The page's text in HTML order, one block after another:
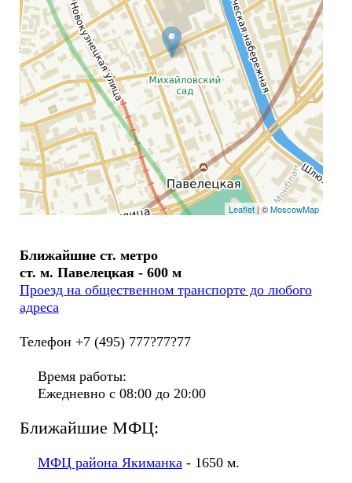
Leaflet| ©MoscowMap
Ближайшие ст. метро
ст. м. Павелецкая - 600 м
Проезд на общественном транспорте до любого
адреса
Телефон +7 (495) 777?77?77
Время работы:
Ежедневно с 08:00 до 20:00
Ближайшие МФЦ:
МФЦ района Якиманка- 1650 м.